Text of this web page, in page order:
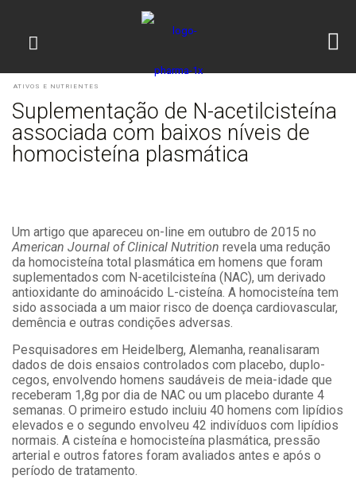
ATIVOS E NUTRIENTES
Suplementação de N-acetilcisteína
associada com baixos níveis de
homocisteína plasmática
Um artigo que apareceu on-line em outubro de 2015 no
American Journal of Clinical Nutrition revela uma redução
da homocisteína total plasmática em homens que foram
suplementados com N-acetilcisteína (NAC), um derivado
antioxidante do aminoácido L-cisteína. A homocisteína tem
sido associada a um maior risco de doença cardiovascular,
demência e outras condições adversas.
Pesquisadores em Heidelberg, Alemanha, reanalisaram ​​
dados de dois ensaios controlados com placebo, duplo-
cegos, envolvendo homens saudáveis de meia-idade que
receberam 1,8g por dia de NAC ou um placebo durante 4
semanas. O primeiro estudo incluiu 40 homens com lipídios
elevados e o segundo envolveu 42 indivíduos com lipídios
normais. A cisteína e homocisteína plasmática, pressão
arterial e outros fatores foram avaliados antes e após o
período de tratamento.